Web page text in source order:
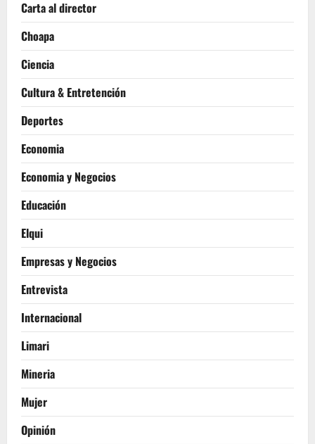
Carta al director
Choapa
Ciencia
Cultura & Entretención
Deportes
Economia
Economia y Negocios
Educación
Elqui
Empresas y Negocios
Entrevista
Internacional
Limari
Mineria
Mujer
Opinión